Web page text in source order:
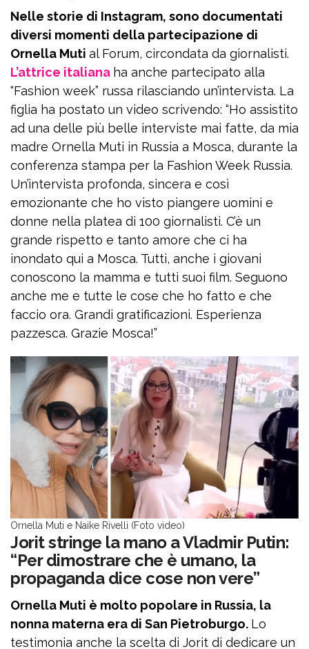
Nelle storie di Instagram, sono documentati
diversi momenti della partecipazione di
Ornella Muti al Forum, circondata da giornalisti.
L’attrice italiana ha anche partecipato alla
“Fashion week” russa rilasciando un’intervista. La
figlia ha postato un video scrivendo: “Ho assistito
ad una delle più belle interviste mai fatte, da mia
madre Ornella Muti in Russia a Mosca, durante la
conferenza stampa per la Fashion Week Russia.
Un’intervista profonda, sincera e così
emozionante che ho visto piangere uomini e
donne nella platea di 100 giornalisti. C’è un
grande rispetto e tanto amore che ci ha
inondato qui a Mosca. Tutti, anche i giovani
conoscono la mamma e tutti suoi film. Seguono
anche me e tutte le cose che ho fatto e che
faccio ora. Grandi gratificazioni. Esperienza
pazzesca. Grazie Mosca!”
Ornella Muti e Naike Rivelli (Foto video)
Jorit stringe la mano a Vladmir Putin:
“Per dimostrare che è umano, la
propaganda dice cose non vere”
Ornella Muti è molto popolare in Russia, la
nonna materna era di San Pietroburgo. Lo
testimonia anche la scelta di Jorit di dedicare un